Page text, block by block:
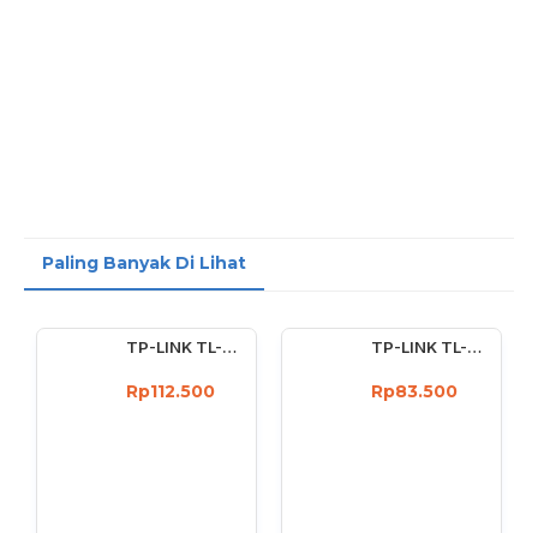
Paling Banyak Di Lihat
TP-LINK TL-WN722N Wireless USB Adapter 150 Mbps High Gain 4dBi
Rp112.500
TP-LINK TL-WN727N 150Mbps Wireless USB Adapter 150 Mbps
Rp83.500